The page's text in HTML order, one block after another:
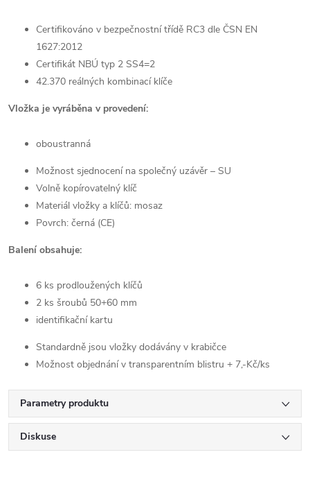
Certifikováno v bezpečnostní třídě RC3 dle ČSN EN
1627:2012
Certifikát NBÚ typ 2 SS4=2
42.370 reálných kombinací klíče
Vložka je vyráběna v provedení:
oboustranná
Možnost sjednocení na společný uzávěr – SU
Volně kopírovatelný klíč
Materiál vložky a klíčů: mosaz
Povrch: černá (CE)
Balení obsahuje:
6 ks prodloužených klíčů
2 ks šroubů 50+60 mm
identifikační kartu
Standardně jsou vložky dodávány v krabičce
Možnost objednání v transparentním blistru + 7,-Kč/ks
Parametry produktu
Diskuse